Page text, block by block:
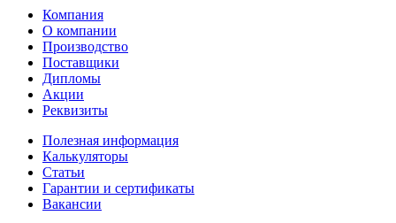
Компания
О компании
Производство
Поставщики
Дипломы
Акции
Реквизиты
Полезная информация
Калькуляторы
Статьи
Гарантии и сертификаты
Вакансии